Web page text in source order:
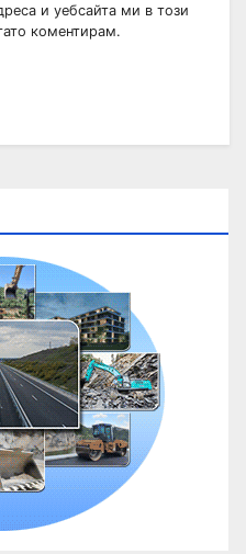
и уебсайта ми в този
коментирам.